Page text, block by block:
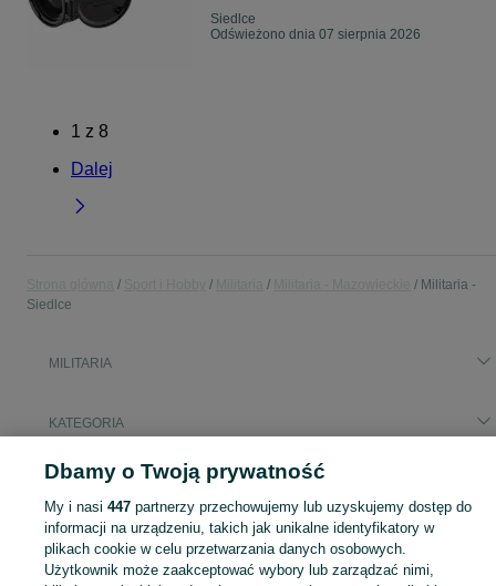
Siedlce
Odświeżono dnia 07 sierpnia 2026
1 z 8
Dalej
Militaria -
Siedlce
MILITARIA
KATEGORIA
Popularne wyszukiwania
szafa s 1 szafa na broń
Sprzedaż militariów Siedlce ▶️ Aktualne oferty nowe i używane ✅ Szeroki wybór produktów w atrakcyjnych cenach ✌ Przeglądaj ogłoszenia na OLX.pl! Zobacz
Dbamy o Twoją prywatność
My i nasi 447partnerzy przechowujemy lub uzyskujemy dostęp do
informacji na urządzeniu, takich jak unikalne identyfikatory w
plikach cookie w celu przetwarzania danych osobowych.
Użytkownik może zaakceptować wybory lub zarządzać nimi,